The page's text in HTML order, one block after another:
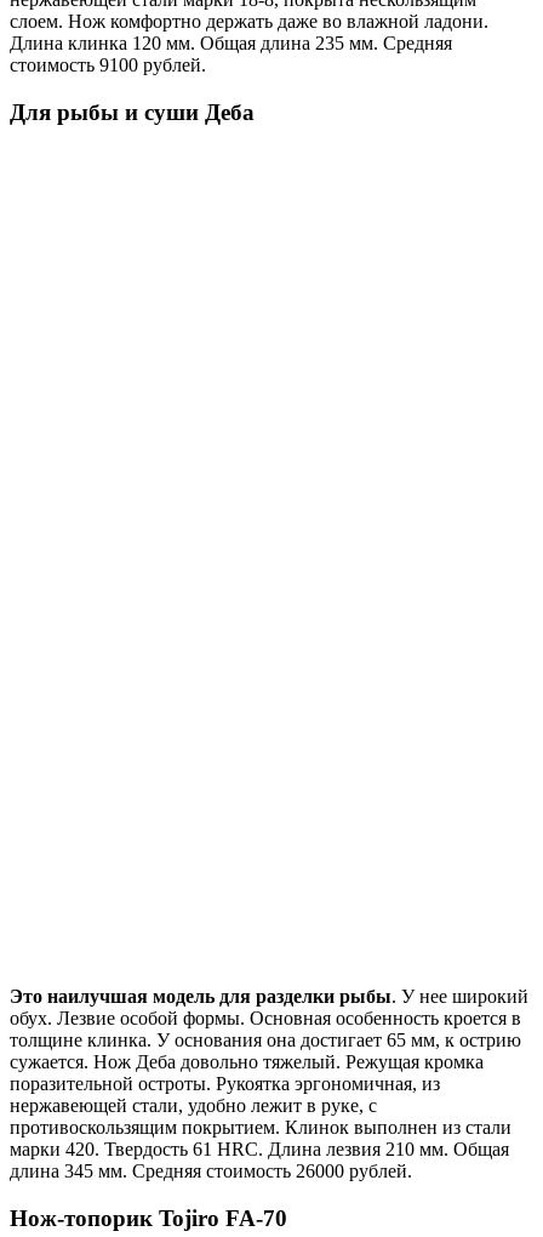
слоем. Нож комфортно держать даже во влажной ладони.
Длина клинка 120 мм. Общая длина 235 мм. Средняя
стоимость 9100 рублей.
Для рыбы и суши Деба
Это наилучшая модель для разделки рыбы. У нее широкий
обух. Лезвие особой формы. Основная особенность кроется в
толщине клинка. У основания она достигает 65 мм, к острию
сужается. Нож Деба довольно тяжелый. Режущая кромка
поразительной остроты. Рукоятка эргономичная, из
нержавеющей стали, удобно лежит в руке, с
противоскользящим покрытием. Клинок выполнен из стали
марки 420. Твердость 61 HRC. Длина лезвия 210 мм. Общая
длина 345 мм. Средняя стоимость 26000 рублей.
Нож-топорик Tojiro FA-70